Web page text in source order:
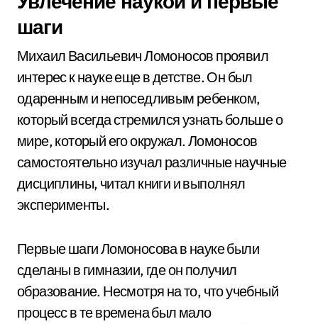
шаги
Михаил Васильевич Ломоносов проявил
интерес к науке еще в детстве. Он был
одаренным и непоседливым ребенком,
который всегда стремился узнать больше о
мире, который его окружал. Ломоносов
самостоятельно изучал различные научные
дисциплины, читал книги и выполнял
эксперименты.
Первые шаги Ломоносова в науке были
сделаны в гимназии, где он получил
образование. Несмотря на то, что учебный
процесс в те времена был мало